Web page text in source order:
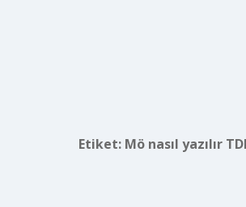
Etiket: Mö nasıl yazılır